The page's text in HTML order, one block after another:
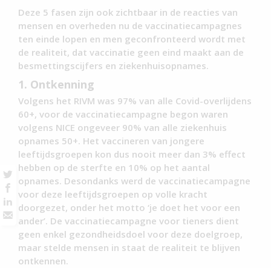
Deze 5 fasen zijn ook zichtbaar in de reacties van
mensen en overheden nu de vaccinatiecampagnes
ten einde lopen en men geconfronteerd wordt met
de realiteit, dat vaccinatie geen eind maakt aan de
besmettingscijfers en ziekenhuisopnames.
1. Ontkenning
Volgens het RIVM was 97% van alle Covid-overlijdens
60+, voor de vaccinatiecampagne begon waren
volgens NICE ongeveer 90% van alle ziekenhuis
opnames 50+. Het vaccineren van jongere
leeftijdsgroepen kon dus nooit meer dan 3% effect
hebben op de sterfte en 10% op het aantal
opnames. Desondanks werd de vaccinatiecampagne
voor deze leeftijdsgroepen op volle kracht
doorgezet, onder het motto ‘je doet het voor een
ander’. De vaccinatiecampagne voor tieners dient
geen enkel gezondheidsdoel voor deze doelgroep,
maar stelde mensen in staat de realiteit te blijven
ontkennen.